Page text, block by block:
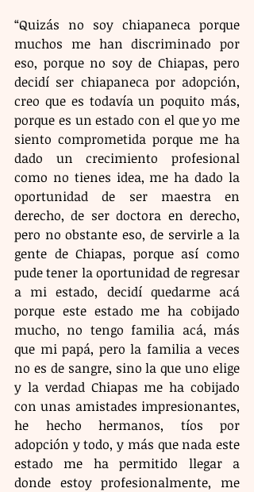
“Quizás no soy chiapaneca porque
muchos me han discriminado por
eso, porque no soy de Chiapas, pero
decidí ser chiapaneca por adopción,
creo que es todavía un poquito más,
porque es un estado con el que yo me
siento comprometida porque me ha
dado un crecimiento profesional
como no tienes idea, me ha dado la
oportunidad de ser maestra en
derecho, de ser doctora en derecho,
pero no obstante eso, de servirle a la
gente de Chiapas, porque así como
pude tener la oportunidad de regresar
a mi estado, decidí quedarme acá
porque este estado me ha cobijado
mucho, no tengo familia acá, más
que mi papá, pero la familia a veces
no es de sangre, sino la que uno elige
y la verdad Chiapas me ha cobijado
con unas amistades impresionantes,
he hecho hermanos, tíos por
adopción y todo, y más que nada este
estado me ha permitido llegar a
donde estoy profesionalmente, me